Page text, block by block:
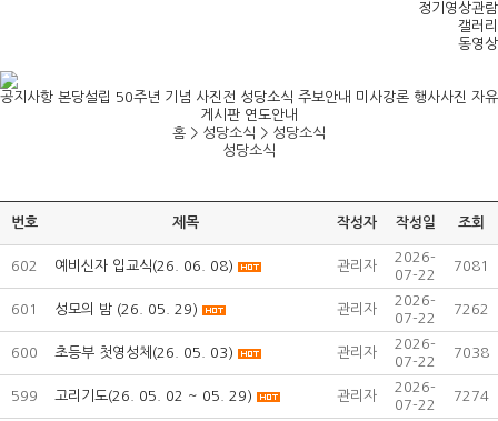
정기영상관람
갤러리
동영상
공지사항 본당설립 50주년 기념 사진전 성당소식 주보안내 미사강론 행사사진 자유
게시판 연도안내
홈 > 성당소식 > 성당소식
성당소식
번호 제목 작성자 작성일 조회
602 예비신자 입교식(26. 06. 08) 관리자
2026-
07-22
7081
601 성모의 밤 (26. 05. 29) 관리자
2026-
07-22
7262
600 초등부 첫영성체(26. 05. 03) 관리자
2026-
07-22
7038
599 고리기도(26. 05. 02 ~ 05. 29) 관리자
2026-
07-22
7274